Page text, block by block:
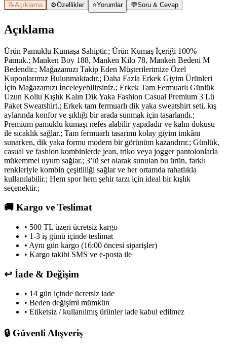
📝Açıklama ⚙️Özellikler ⭐Yorumlar 💬Soru & Cevap
Açıklama
Ürün Pamuklu Kumaşa Sahiptir.; Ürün Kumaş İçeriği 100%
Pamuk.; Manken Boy 188, Manken Kilo 78, Manken Bedeni M
Bedendir.; Mağazamızı Takip Eden Müşterilerimize Özel
Kuponlarımız Bulunmaktadır.; Daha Fazla Erkek Giyim Ürünleri
İçin Mağazamızı İnceleyebilirsiniz.; Erkek Tam Fermuarlı Günlük
Uzun Kollu Kışlık Kalın Dik Yaka Fashion Casual Premium 3 Lü
Paket Sweatshirt.; Erkek tam fermuarlı dik yaka sweatshirt seti, kış
aylarında konfor ve şıklığı bir arada sunmak için tasarlandı.;
Premium pamuklu kumaşı nefes alabilir yapıdadır ve kalın dokusu
ile sıcaklık sağlar.; Tam fermuarlı tasarımı kolay giyim imkânı
sunarken, dik yaka formu modern bir görünüm kazandırır.; Günlük,
casual ve fashion kombinlerde jean, triko veya jogger pantolonlarla
mükemmel uyum sağlar.; 3’lü set olarak sunulan bu ürün, farklı
renkleriyle kombin çeşitliliği sağlar ve her ortamda rahatlıkla
kullanılabilir.; Hem spor hem şehir tarzı için ideal bir kışlık
seçenektir.;
🚚 Kargo ve Teslimat
• 500 TL üzeri ücretsiz kargo
• 1-3 iş günü içinde teslimat
• Aynı gün kargo (16:00 öncesi siparişler)
• Kargo takibi SMS ve e-posta ile
↩️ İade & Değişim
• 14 gün içinde ücretsiz iade
• Beden değişimi mümkün
• Etiketsiz / kullanılmış ürünler iade kabul edilmez
🔒 Güvenli Alışveriş